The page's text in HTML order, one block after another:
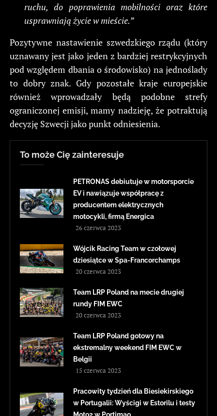
ruchu, do poprawienia mobilności oraz które
usprawniają życie w mieście.”
Pozytywne nastawienie szwedzkiego rządu (który
uznawany jest jako jeden z bardziej restrykcyjnych
pod względem dbania o środowisko) na jednoślady
to dobry znak. Gdy pozostałe kraje europejskie
również wprowadzały będą podobne strefy
ograniczonej emisji, mamy nadzieję, że potraktują
decyzję Szwecji jako punkt odniesienia.
To może Cię zainteresuje
PETRONAS debiutuje w motorsporcie
EV i nawiązuje współpracę z
producentem elektrycznych
motocykli, firmą Energica
26 czerwca 2023
Wójcik Racing Team w czołowej
dziesiątce w Spa-Francorchamps
20 czerwca 2023
Team LRP Poland na mecie drugiej
rundy FIM EWC
20 czerwca 2023
Team LRP Poland gotowy na
ekstremalny weekend FIM EWC w
Belgii
15 czerwca 2023
Pracowity tydzień dla Biesiekirskiego
w Portugalii: Wyścigi w Estorilu i testy
Moto2 w Portimao